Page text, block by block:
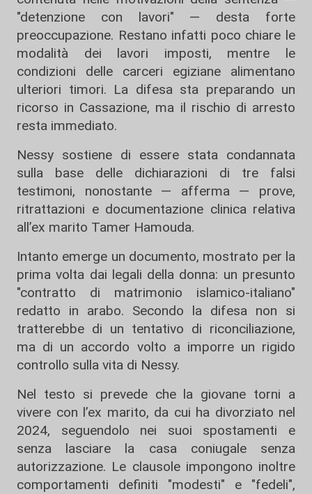
"detenzione con lavori" — desta forte
preoccupazione. Restano infatti poco chiare le
modalità dei lavori imposti, mentre le
condizioni delle carceri egiziane alimentano
ulteriori timori. La difesa sta preparando un
ricorso in Cassazione, ma il rischio di arresto
resta immediato.
Nessy sostiene di essere stata condannata
sulla base delle dichiarazioni di tre falsi
testimoni, nonostante — afferma — prove,
ritrattazioni e documentazione clinica relativa
all’ex marito Tamer Hamouda.
Intanto emerge un documento, mostrato per la
prima volta dai legali della donna: un presunto
"contratto di matrimonio islamico-italiano"
redatto in arabo. Secondo la difesa non si
tratterebbe di un tentativo di riconciliazione,
ma di un accordo volto a imporre un rigido
controllo sulla vita di Nessy.
Nel testo si prevede che la giovane torni a
vivere con l’ex marito, da cui ha divorziato nel
2024, seguendolo nei suoi spostamenti e
senza lasciare la casa coniugale senza
autorizzazione. Le clausole impongono inoltre
comportamenti definiti "modesti" e "fedeli",